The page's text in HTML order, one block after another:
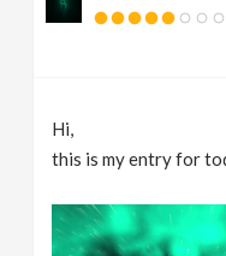
Hi,
this is my entry for